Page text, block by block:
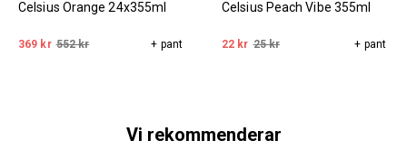
Celsius Orange 24x355ml
369 kr 552 kr + pant
Celsius Peach Vibe 355ml
22 kr 25 kr + pant
Vi rekommenderar